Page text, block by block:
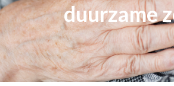
duurzame